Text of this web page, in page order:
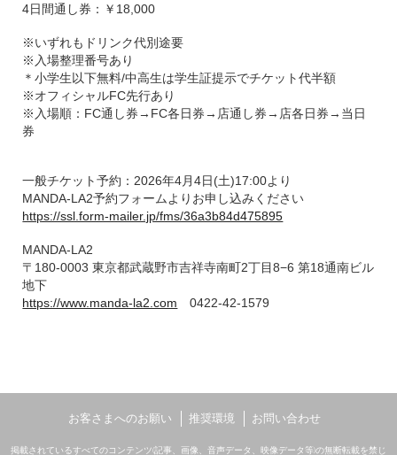
4日間通し券：￥18,000
※いずれもドリンク代別途要
※入場整理番号あり
＊小学生以下無料/中高生は学生証提示でチケット代半額
※オフィシャルFC先行あり
※入場順：FC通し券→FC各日券→店通し券→店各日券→当日
券
一般チケット予約：2026年4月4日(土)17:00より
MANDA-LA2予約フォームよりお申し込みください
https://ssl.form-mailer.jp/fms/36a3b84d475895
MANDA-LA2
〒180-0003 東京都武蔵野市吉祥寺南町2丁目8−6 第18通南ビル
地下
https://www.manda-la2.com 0422-42-1579
お客さまへのお願い 推奨環境 お問い合わせ
掲載されているすべてのコンテンツ(記事、画像、音声データ、映像データ等)の無断転載を禁じ